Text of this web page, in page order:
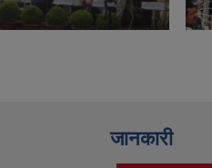
जानकारी